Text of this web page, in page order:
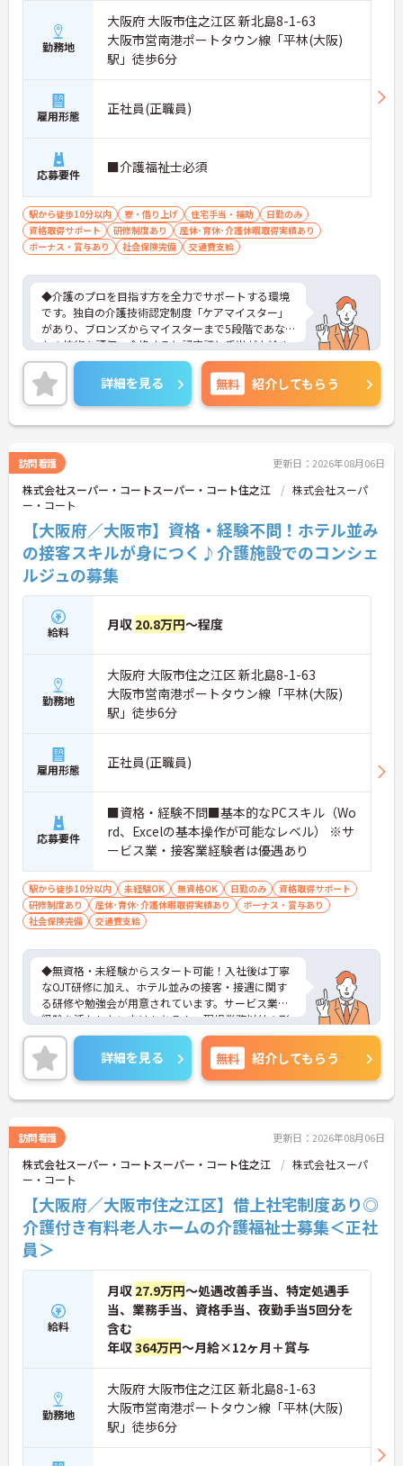
勤務地
大阪府 大阪市住之江区 新北島8-1-63
大阪市営南港ポートタウン線「平林(大阪)
駅」徒歩6分
雇用形態 正社員(正職員)
応募要件 ■介護福祉士必須
駅から徒歩10分以内 寮・借り上げ 住宅手当・補助
日勤のみ
資格取得サポート
研修制度あり
産休･育休･介護休暇取得実績あり
ボーナス・賞与あり
社会保険完備 交通費支給
◆介護のプロを目指す方を全力でサポートする環境
です。独自の介護技術認定制度「ケアマイスター」
があり、ブロンズからマイスターまで5段階であな
たの技術を評価。合格すると認定証と手当が支給さ
れます。
◆スタッフ同士の繋がりを大切にするため「サンク
スバッジ」という素敵な制度を導入しています。ス
マホやパソコンから、部署や施設を超えた仲間に
「ありがとう」のバッジを送り合う仕組みで、毎月
些細なことでも感謝を伝え合い、認め合えるため、
風通しが良くとてもあたたかい雰囲気の職場です。
また、「もっとこうしたら良くなるかも！」という
現場の小さなアイデアを大切にしており、入社1日
目から誰でもいくつでも提案できる「フジキャタ提
案」制度があり、毎月役員がすべての提案に目を通
します。自分の気づきが実際のサービス向上につな
がるため、やりがいを持って仕事に取り組めます。
詳細を見る 無料 紹介してもらう
訪問看護 更新日：2026年08月06日
株式会社スーパー・コートスーパー・コート住之江
株式会社スーパ
ー・コート
【大阪府／大阪市】資格・経験不問！ホテル並み
の接客スキルが身につく♪介護施設でのコンシェ
ルジュの募集
給料 月収 20.8万円～程度
勤務地
大阪府 大阪市住之江区 新北島8-1-63
大阪市営南港ポートタウン線「平林(大阪)
駅」徒歩6分
雇用形態 正社員(正職員)
応募要件
■資格・経験不問■基本的なPCスキル（Wo
rd、Excelの基本操作が可能なレベル） ※サ
ービス業・接客業経験者は優遇あり
駅から徒歩10分以内 未経験OK 無資格OK 日勤のみ
資格取得サポート
研修制度あり
産休･育休･介護休暇取得実績あり
ボーナス・賞与あり
社会保険完備
交通費支給
◆無資格・未経験からスタート可能！入社後は丁寧
なOJT研修に加え、ホテル並みの接客・接遇に関す
る研修や勉強会が用意されています。サービス業の
経験を活かしたい方はもちろん、現場業務以外の形
で医療・介護業界に携わりたい方にも安心のサポー
ト体制です。
◆受付やご家族の案内といった基本業務にとどまら
ず、ご入居者様向けのイベント企画・運営や、写
真・動画を使ったSNSの更新などもお任せします。
顔を引き出せるお仕事です
◆「接客・接遇手当（最大月3万円）」や「ケアマ
イスター手当（最大月2万円）」のほか、資格取得
支援制度も完備。働きながら確かなキャリアと収入
アップを目指せる環境が整っています。
詳細を見る 無料 紹介してもらう
訪問看護 更新日：2026年08月06日
株式会社スーパー・コートスーパー・コート住之江
株式会社スーパ
ー・コート
【大阪府／大阪市住之江区】借上社宅制度あり◎
介護付き有料老人ホームの介護福祉士募集＜正社
員＞
給料
月収 27.9万円～処遇改善手当、特定処遇手
当、業務手当、資格手当、夜勤手当5回分を
含む
年収364万円～月給×12ヶ月＋賞与
勤務地
大阪府 大阪市住之江区 新北島8-1-63
大阪市営南港ポートタウン線「平林(大阪)
駅」徒歩6分